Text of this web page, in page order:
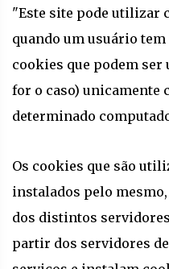
"Este site pode utilizar
quando um usuário tem
cookies que podem ser
for o caso) unicamente
determinado
Os cookies que são
instalados pelo
dos distintos
partir dos servidores